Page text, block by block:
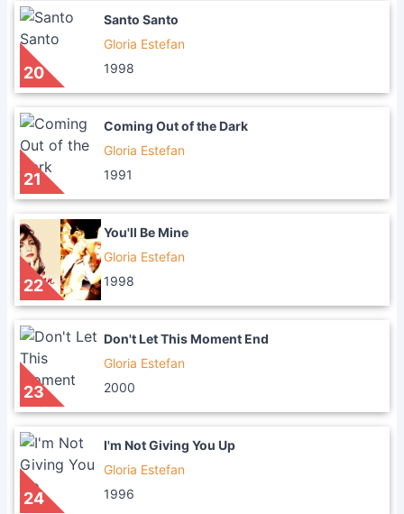
20
Santo Santo
Gloria Estefan
1998
21
Coming Out of the Dark
Gloria Estefan
1991
22
You'll Be Mine
Gloria Estefan
1998
23
Don't Let This Moment End
Gloria Estefan
2000
24
I'm Not Giving You Up
Gloria Estefan
1996